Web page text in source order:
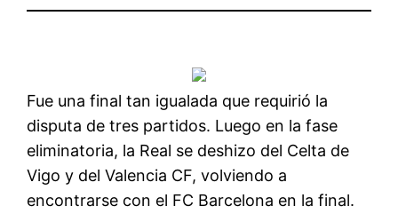
Fue una final tan igualada que requirió la
disputa de tres partidos. Luego en la fase
eliminatoria, la Real se deshizo del Celta de
Vigo y del Valencia CF, volviendo a
encontrarse con el FC Barcelona en la final.